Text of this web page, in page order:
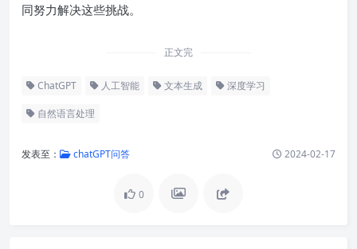
同努力解决这些挑战。
正文完
ChatGPT 人工智能 文本生成 深度学习
自然语言处理
发表至： chatGPT问答 2024-02-17
0